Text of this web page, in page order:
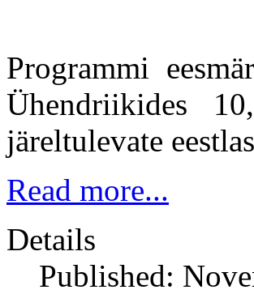
Programmi
Ühendriikides
järeltulevate
Read more...
Details
Published: